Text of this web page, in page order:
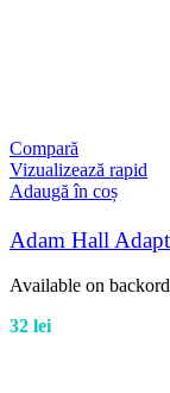
Compară
Vizualizează rapid
Adaugă în coș
Adam Hall
Available on
32 lei